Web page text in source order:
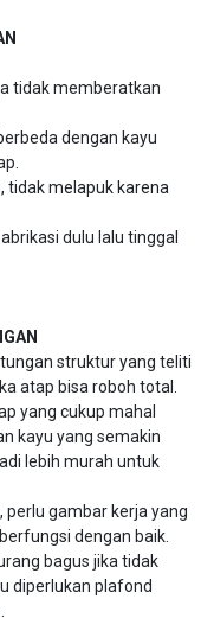
tidak memberatkan
dengan kayu
tidak melapuk karena
dulu lalu tinggal
struktur yang teliti
atap bisa roboh total.
yang cukup mahal
kayu yang semakin
lebih murah untuk
perlu gambar kerja yang
dengan baik.
bagus jika tidak
diperlukan plafond